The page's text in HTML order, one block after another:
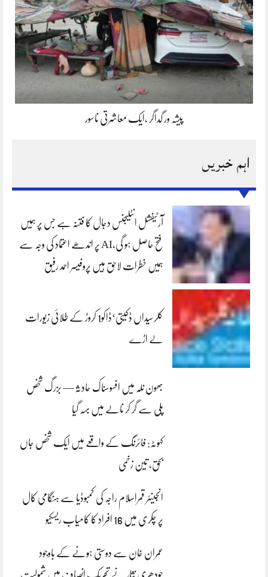
پیشہ ور گداگر ،ایک معاشرتی ناسور
اہم خبریں
آرٹیفشل انٹلیجنس دجال کا فتنہ ہے جس پر ہمیں
فتح حاصل ہو گی،AI پر اندھے اعتماد کی وجہ سے
ہمیں خطرات لاحق ہیں پروفیسر احمد رفیق
کلرسیداں ڈکیتی‘ڈاکو1 کروڑ کے طلائی زیورات
لے اڑے
بھون نلہ میں افسوسناک حادثہ — بزرگ شخص
پلی سے گر کر نالے میں بہہ گیا
کہوٹہ: فائرنگ کے واقعے میں ایک شخص جاں
بحق، تین زخمی
انجینئر قمراسلام راجہ کی کمبوڈیا سے ہنگامی کال
پر چکری میں 16 افراد کا کامیاب ریسکیو
عمران خان سے دوستی ہونے کے باوجود
چودھری نثار نے تحریک انصاف میں شمولیت